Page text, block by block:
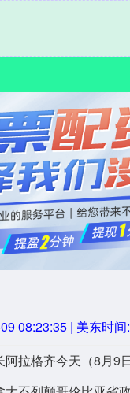
08:23:36 | 美东时间: